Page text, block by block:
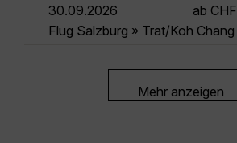
30.09.2026
ab CHF
Flug Salzburg » Trat/Koh
Mehr anzeigen